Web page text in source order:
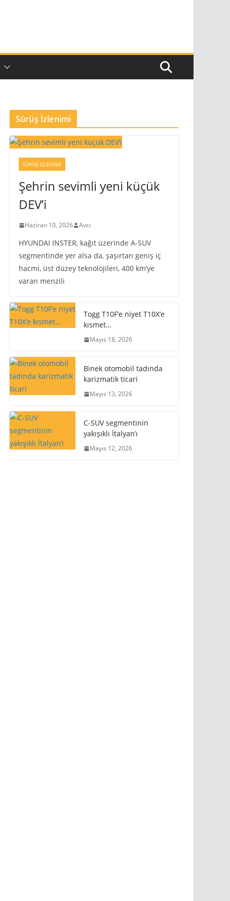
Sürüş İzlenimi
SÜRÜŞ İZLENIMI
Şehrin sevimli yeni küçük
DEV’i
Haziran 10, 2026 Avcı
HYUNDAI INSTER, kağıt üzerinde A-SUV
segmentinde yer alsa da, şaşırtan geniş iç
hacmi, üst düzey teknolojileri, 400 km’ye
varan menzili
Togg T10F’e niyet T10X’e
kısmet…
Mayıs 18, 2026
Binek otomobil tadında
karizmatik ticari
Mayıs 13, 2026
C-SUV segmentinin
yakışıklı İtalyan’ı
Mayıs 12, 2026